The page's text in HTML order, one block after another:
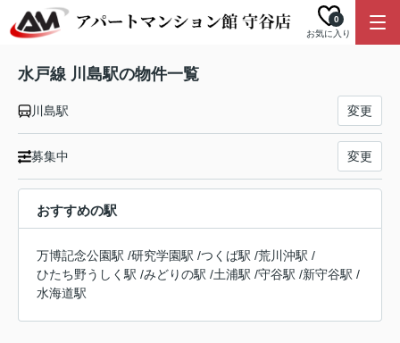
お気に入り
0
水戸線 川島駅の物件一覧
川島駅 変更
募集中 変更
おすすめの駅
万博記念公園駅 /研究学園駅 /つくば駅 /荒川沖駅 /
ひたち野うしく駅 /みどりの駅 /土浦駅 /守谷駅 /新守谷駅 /
水海道駅